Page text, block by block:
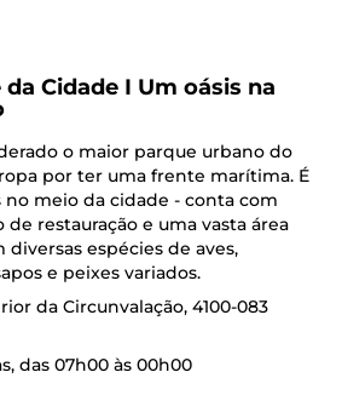
Cidade I Um oásis na
o maior parque urbano do
por ter uma frente marítima. É
no meio da cidade - conta com
de restauração e uma vasta área
espécies de aves,
e peixes variados.
da Circunvalação, 4100-083
das 07h00 às 00h00